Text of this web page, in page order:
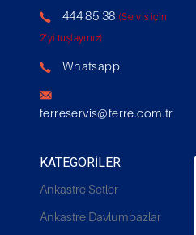
444 85 38 (Servis için
2'yi tuşlayınız)
Whatsapp
ferreservis@ferre.com.tr
KATEGORILER
Ankastre Setler
Ankastre Davlumbazlar